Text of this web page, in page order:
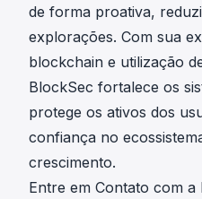
de forma proativa,
explorações. Com sua
blockchain e utilização
BlockSec fortalece os
protege os ativos dos
confiança no
crescimento.
Entre em Contato com a